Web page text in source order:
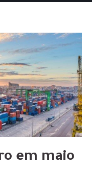
em maio